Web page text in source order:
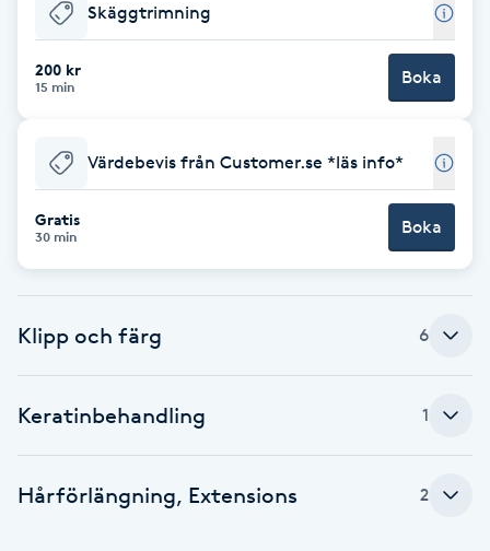
Face framing
Fettreducering
Fillers
Fotsvamp
Skäggtrimning
200 kr
15 min Boka
Värdebevis från Customer.se *läs info*
Gratis
30 min Boka
Klipp och färg 6
Keratinbehandling 1
Hårförlängning, Extensions 2